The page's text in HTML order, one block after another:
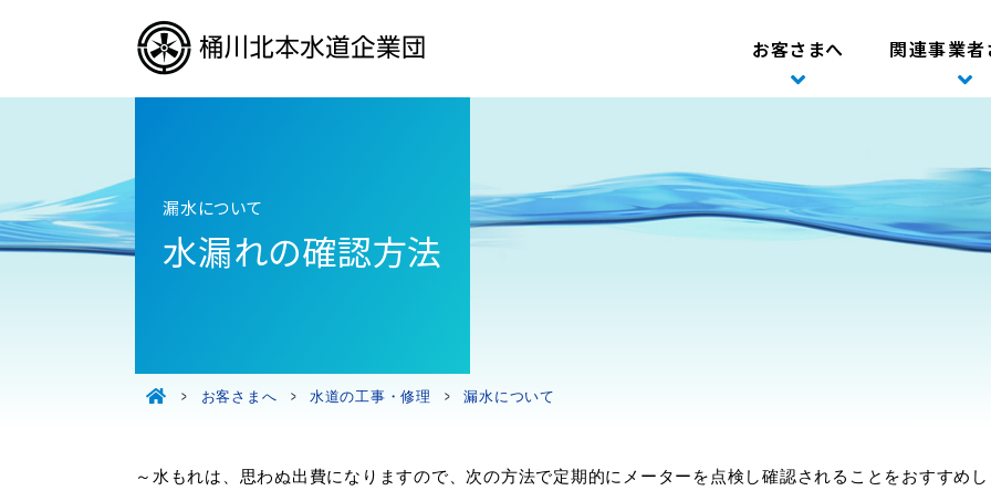
お客さまへ 関連事業者
お問い合わせ
漏水について
水漏れの確認方法
お客さまへ 水道の工事・修理 漏水について
～水もれは、思わぬ出費になりますので、次の方法で定期的にメーターを点検し確認されることをおすすめし